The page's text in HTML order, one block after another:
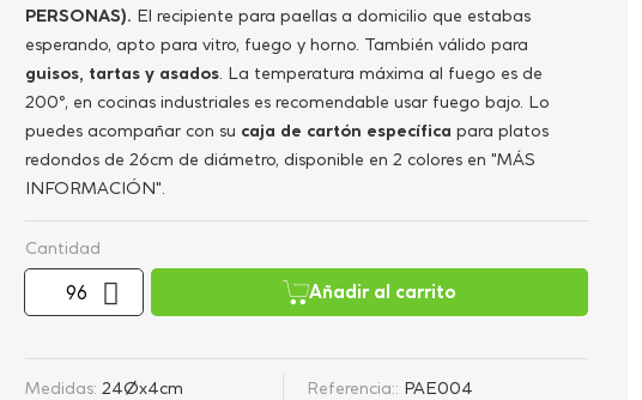
PERSONAS). El recipiente para paellas a domicilio que estabas
esperando, apto para vitro, fuego y horno. También válido para
guisos, tartas y asados. La temperatura máxima al fuego es de
200º, en cocinas industriales es recomendable usar fuego bajo. Lo
puedes acompañar con su caja de cartón específica para platos
redondos de 26cm de diámetro, disponible en 2 colores en "MÁS
INFORMACIÓN".
Cantidad
Añadir al carrito
Medidas: 24Øx4cm Referencia:: PAE004